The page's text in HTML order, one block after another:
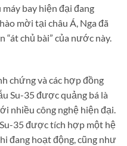
bay hiện đại đang
mời tại châu Á, Nga đã
chủ bài” của nước này.
chứng và các hợp đồng
Su-35 được quảng bá là
nhiều công nghệ hiện đại.
35 được tích hợp một hệ
đang hoạt động, cũng như